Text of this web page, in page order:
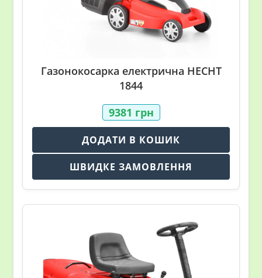
Газонокосарка електрична HECHT
1844
9381 грн
ДОДАТИ В КОШИК
ШВИДКЕ ЗАМОВЛЕННЯ